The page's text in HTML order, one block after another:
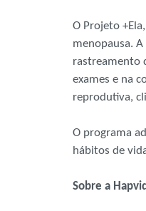
O Projeto
menopausa.
rastreamento
exames e na
reprodutiva,
O programa
hábitos de
Sobre a